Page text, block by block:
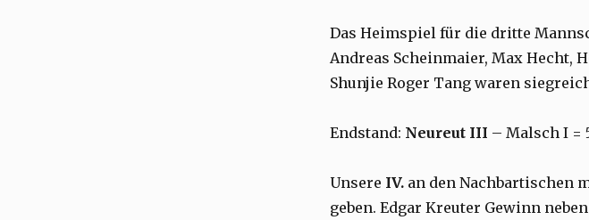
Das Heimspiel für die dritte
Andreas Scheinmaier, Max Hecht,
Shunjie Roger Tang waren
Endstand: Neureut III – Malsch I =
Unsere IV. an den Nachbartischen
geben. Edgar Kreuter Gewinn